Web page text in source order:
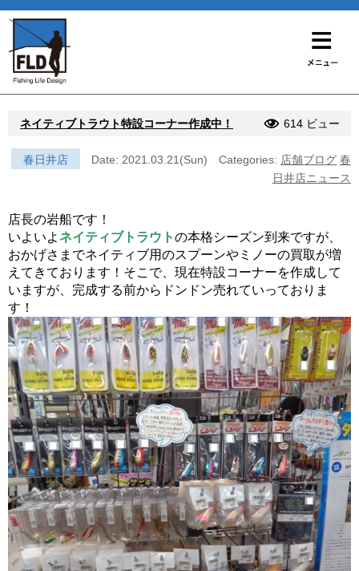
ネイティブトラウト特設コーナー作成中！ 614 ビュー
春日井店 Date: 2021.03.21(Sun) Categories: 店舗ブログ 春
日井店ニュース
店長の岩船です！
いよいよネイティブトラウトの本格シーズン到来ですが、
おかげさまでネイティブ用のスプーンやミノーの買取が増
えてきております！そこで、現在特設コーナーを作成して
いますが、完成する前からドンドン売れていっておりま
す！